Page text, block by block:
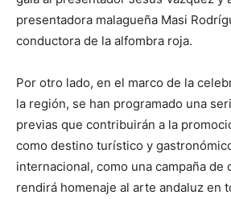
presentadora malagueña Masi
conductora de la alfombra roja.
Por otro lado, en el marco de la
la región, se han programado una
previas que contribuirán a la
como destino turístico y
internacional, como una campaña de
rendirá homenaje al arte andaluz en